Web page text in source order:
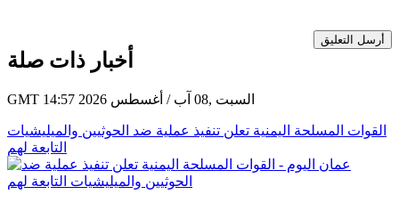
أرسل التعليق
أخبار ذات صلة
GMT 14:57 2026 السبت ,08 آب / أغسطس
القوات المسلحة اليمنية تعلن تنفيذ عملية ضد الحوثيين والميليشيات
التابعة لهم